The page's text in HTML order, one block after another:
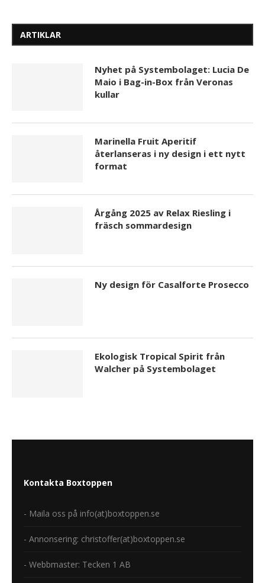
ARTIKLAR
Nyhet på Systembolaget: Lucia De
Maio i Bag-in-Box från Veronas
kullar
Marinella Fruit Aperitif
återlanseras i ny design i ett nytt
format
Årgång 2025 av Relax Riesling i
fräsch sommardesign
Ny design för Casalforte Prosecco
Ekologisk Tropical Spirit från
Walcher på Systembolaget
Kontakta Boxtoppen
- Maila oss på info(at)boxtoppen.se
- Annonsering: christoffer(at)boxtoppen.se
- Webbmaster: Tecken 1 AB